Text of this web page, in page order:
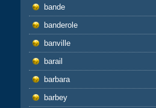
bande
banderole
banville
barail
barbara
barbey